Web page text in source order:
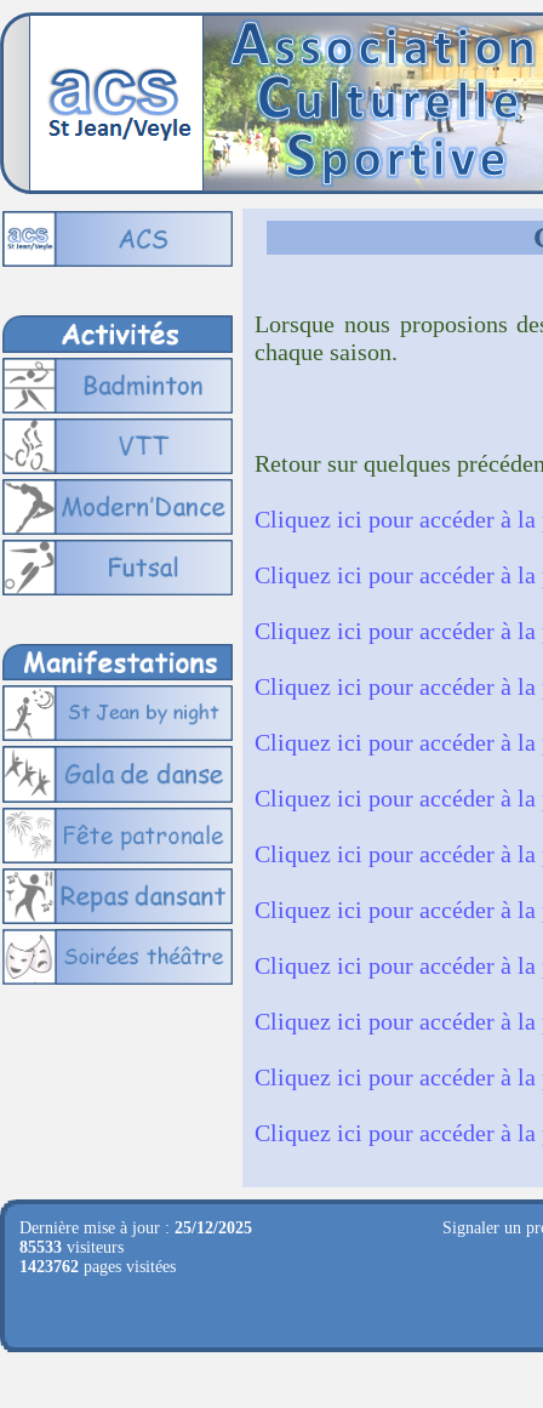
Lorsque nous proposions
chaque saison.
Retour sur quelques
Cliquez ici pour accéder à la
Cliquez ici pour accéder à la
Cliquez ici pour accéder à la
Cliquez ici pour accéder à la
Cliquez ici pour accéder à la
Cliquez ici pour accéder à la
Cliquez ici pour accéder à la
Cliquez ici pour accéder à la
Cliquez ici pour accéder à la
Cliquez ici pour accéder à la
Cliquez ici pour accéder à la
Cliquez ici pour accéder à la
Dernière mise à jour : 25/12/2025
85533 visiteurs
1423762 pages visitées
Signaler un